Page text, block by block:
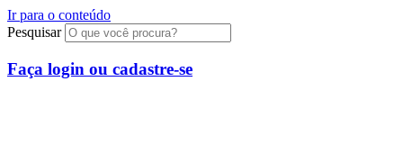
Ir para o conteúdo
Pesquisar
Faça login ou cadastre-se